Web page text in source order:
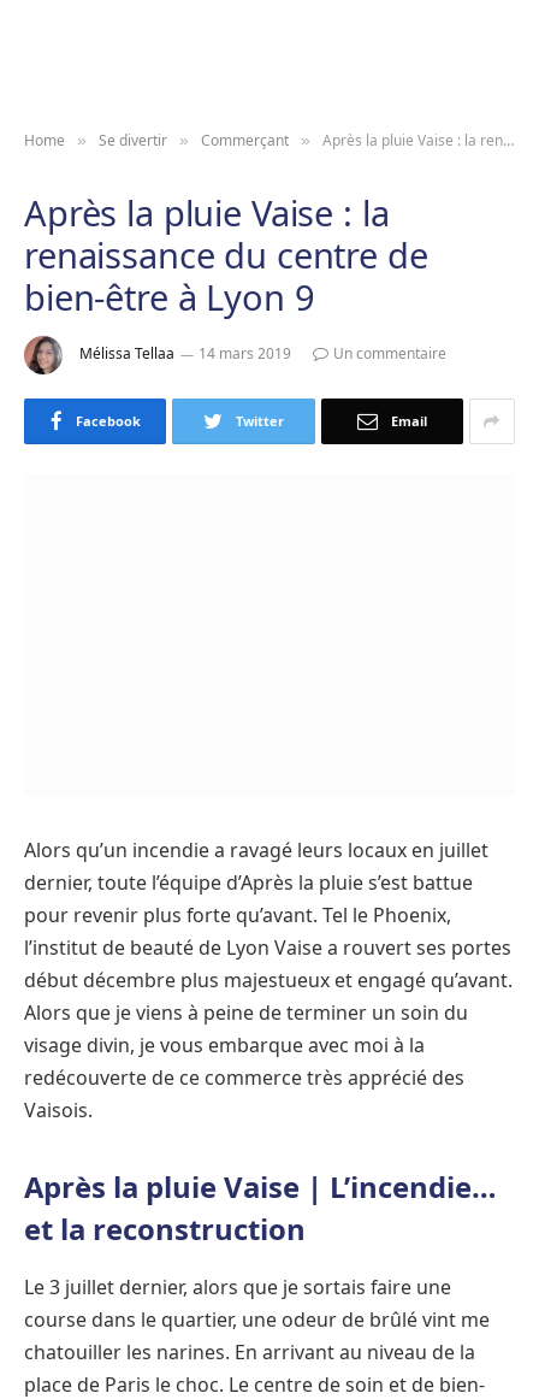
Home » Se divertir » Commerçant » Après la pluie Vaise : la renaissance du centre de bien-être à Lyon 9
Après la pluie Vaise : la
renaissance du centre de
bien-être à Lyon 9
Mélissa Tellaa 14 mars 2019 Un commentaire
Facebook Twitter Email
Alors qu’un incendie a ravagé leurs locaux en juillet
dernier, toute l’équipe d’Après la pluie s’est battue
pour revenir plus forte qu’avant. Tel le Phoenix,
l’institut de beauté de Lyon Vaise a rouvert ses portes
début décembre plus majestueux et engagé qu’avant.
Alors que je viens à peine de terminer un soin du
visage divin, je vous embarque avec moi à la
redécouverte de ce commerce très apprécié des
Vaisois.
Après la pluie Vaise | L’incendie…
et la reconstruction
Le 3 juillet dernier, alors que je sortais faire une
course dans le quartier, une odeur de brûlé vint me
chatouiller les narines. En arrivant au niveau de la
place de Paris le choc. Le centre de soin et de bien-